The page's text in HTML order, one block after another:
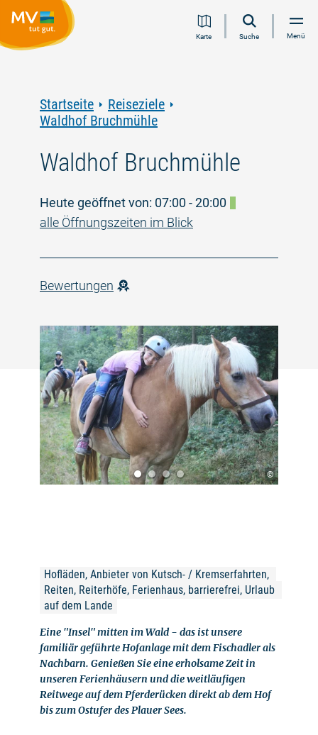
Inhalt
Navigation
Volltextsuche
FooterKarte Suche Menü
Startseite
Reiseziele
Waldhof Bruchmühle
Waldhof Bruchmühle
Heute geöffnet von: 07:00 - 20:00
alle Öffnungszeiten im Blick
Bewertungen
©
Hofläden, Anbieter von Kutsch- / Kremserfahrten,
Reiten, Reiterhöfe, Ferienhaus, barrierefrei, Urlaub
auf dem Lande
Eine "Insel" mitten im Wald - das ist unsere
familiär geführte Hofanlage mit dem Fischadler als
Nachbarn. Genießen Sie eine erholsame Zeit in
unseren Ferienhäusern und die weitläufigen
Reitwege auf dem Pferderücken direkt ab dem Hof
bis zum Ostufer des Plauer Sees.